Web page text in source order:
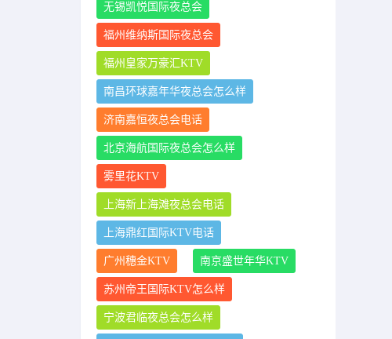
无锡凯悦国际夜总会
福州维纳斯国际夜总会
福州皇家万豪汇KTV
南昌环球嘉年华夜总会怎么样
济南嘉恒夜总会电话
北京海航国际夜总会怎么样
雾里花KTV
上海新上海滩夜总会电话
上海鼎红国际KTV电话
广州穗金KTV 南京盛世年华KTV
苏州帝王国际KTV怎么样
宁波君临夜总会怎么样